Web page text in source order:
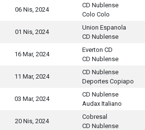
06 Nis, 2024
CD Nublense
Colo Colo
01 Nis, 2024
Union Espanola
CD Nublense
16 Mar, 2024
Everton CD
CD Nublense
11 Mar, 2024
CD Nublense
Deportes Copiapo
03 Mar, 2024
CD Nublense
Audax Italiano
20 Nis, 2024
Cobresal
CD Nublense